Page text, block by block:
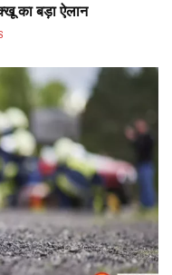
बड़ा ऐलान